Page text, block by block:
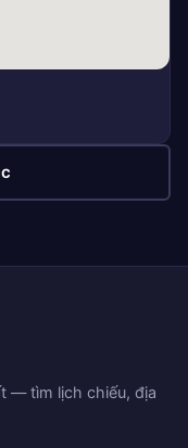
— tìm lịch chiếu, địa